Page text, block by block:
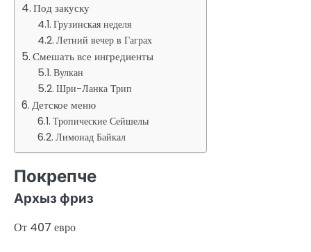
Под закуску
Грузинская неделя
Летний вечер в Гаграх
Смешать все ингредиенты
Вулкан
Шри-Ланка Трип
Детское меню
Тропические Сейшелы
Лимонад Байкал
Покрепче
Архыз фриз
От 407 евро